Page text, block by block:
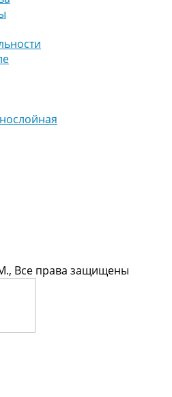
Все права защищены